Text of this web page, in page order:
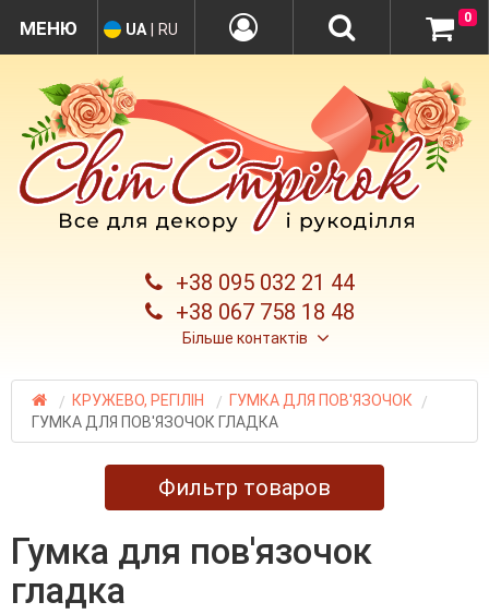
+38 095 032 21 44
+38 067 758 18 48
Більше контактів
UA RU
0
КРУЖЕВО, РЕГІЛІН
ГУМКА ДЛЯ ПОВ'ЯЗОЧОК
ГУМКА ДЛЯ ПОВ'ЯЗОЧОК ГЛАДКА
Фильтр товаров
гумка для пов'язочок
гладка